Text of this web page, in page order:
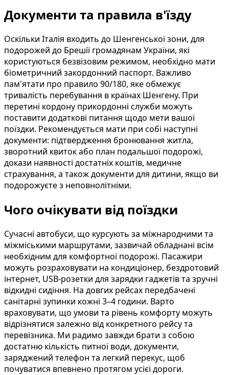
Документи та правила в'їзду
Оскільки Італія входить до Шенгенської зони, для
подорожей до Брешії громадянам України, які
користуються безвізовим режимом, необхідно мати
біометричний закордонний паспорт. Важливо
пам'ятати про правило 90/180, яке обмежує
тривалість перебування в країнах Шенгену. При
перетині кордону прикордонні служби можуть
поставити додаткові питання щодо мети вашої
поїздки. Рекомендується мати при собі наступні
документи: підтвердження бронювання житла,
зворотний квиток або план подальшої подорожі,
докази наявності достатніх коштів, медичне
страхування, а також документи для дитини, якщо ви
подорожуєте з неповнолітніми.
Чого очікувати від поїздки
Сучасні автобуси, що курсують за міжнародними та
міжміськими маршрутами, зазвичай обладнані всім
необхідним для комфортної подорожі. Пасажири
можуть розраховувати на кондиціонер, бездротовий
інтернет, USB-розетки для зарядки гаджетів та зручні
відкидні сидіння. На довгих рейсах передбачені
санітарні зупинки кожні 3–4 години. Варто
враховувати, що умови та рівень комфорту можуть
відрізнятися залежно від конкретного рейсу та
перевізника. Ми радимо завжди брати з собою
достатню кількість питної води, документи,
заряджений телефон та легкий перекус, щоб
почуватися впевнено протягом усієї дороги.